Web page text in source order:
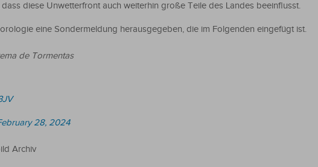
diese Unwetterfront auch weiterhin große Teile des Landes beeinflusst.
eine Sondermeldung herausgegeben, die im Folgenden eingefügt ist.
de Tormentas
28, 2024
Archiv